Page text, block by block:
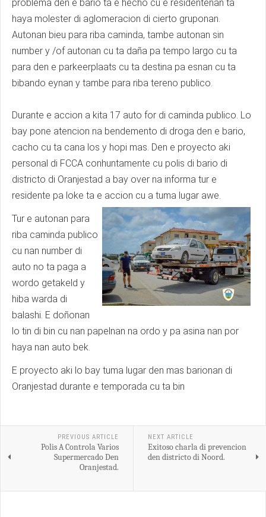
problema den e bario ta e hecho cu e residentenan ta
haya molester di aglomeracion di cierto gruponan.
Autonan bieu para riba caminda, tambe autonan sin
number y /of autonan cu ta daña pa tempo largo cu ta
para den e parkeerplaats cu ta destina pa esnan cu ta
bibando eynan y tambe para riba tereno publico.
Durante e accion a kita 17 auto for di caminda publico. Lo
bay pone atencion na bendemento di droga den e bario,
cacho cu ta cana los y hopi mas. Den e proyecto aki
personal di FCCA conhuntamente cu polis di bario di
districto di Oranjestad a bay over na informa tur e
residente pa loke ta e accion cu a tuma lugar awe.
Tur e autonan para
riba caminda publico
cu nan number di
auto no ta paga a
wordo getakeld y
hiba warda di
balashi. E doñonan
lo tin di bin cu nan papelnan na ordo y pa asina nan por
haya nan auto bek.
E proyecto aki lo bay tuma lugar den mas barionan di
Oranjestad durante e temporada cu ta bin
PREVIOUS ARTICLE
Polis A Controla Varios
Supermercado Den
Oranjestad.
NEXT ARTICLE
Exitoso charla di prevencion
den districto di Noord.